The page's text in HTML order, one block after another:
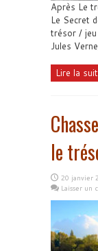
Après Le
Le Secret
trésor / jeu
Jules
Lire la
le
20 janvier
Laisser un